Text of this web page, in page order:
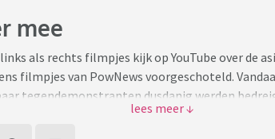
mee
als rechts filmpjes kijk op YouTube over de
filmpjes van PowNews voorgeschoteld.
tegendemonstranten dusdanig werden
worden gebracht. Een aantal